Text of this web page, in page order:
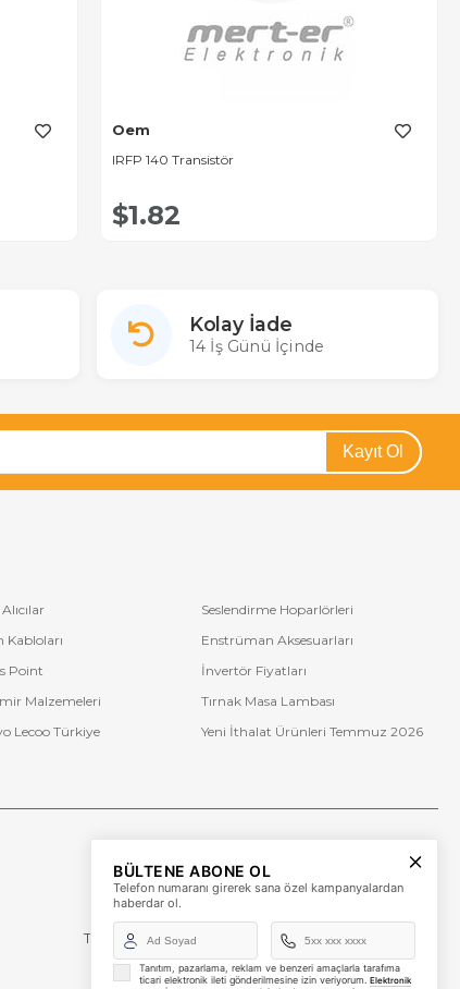
Oem
IRFP 140 Transistör
$1.82
Kolay İade
14 İş Günü İçinde
Kayıt Ol
Seslendirme Hoparlörleri
Kabloları
Enstrüman Aksesuarları
Point
İnvertör Fiyatları
Malzemeleri
Tırnak Masa Lambası
Lecoo Türkiye Yeni İthalat Ürünleri Temmuz 2026
+90 (850) 473 08 08
Tevfik Bey Mah. Dr. Ali Demir Cd. No:51 Kat:2 Kobi İş
Merkezi
Küçükçekmece / İstanbul
BÜLTENE ABONE OL
Telefon numaranı girerek sana özel kampanyalardan
haberdar ol.
Tanıtım, pazarlama, reklam ve benzeri amaçlarla tarafıma
ticari elektronik ileti gönderilmesine izin veriyorum. Elektronik